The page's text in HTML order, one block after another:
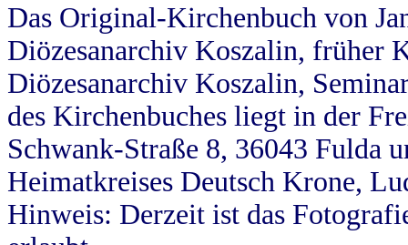
Das Original-Kirchenbuch von
Diözesanarchiv Koszalin, früher
Diözesanarchiv Koszalin,
des Kirchenbuches liegt in der
Schwank-Straße 8, 36043 Fulda
Heimatkreises Deutsch Krone,
Hinweis: Derzeit ist das